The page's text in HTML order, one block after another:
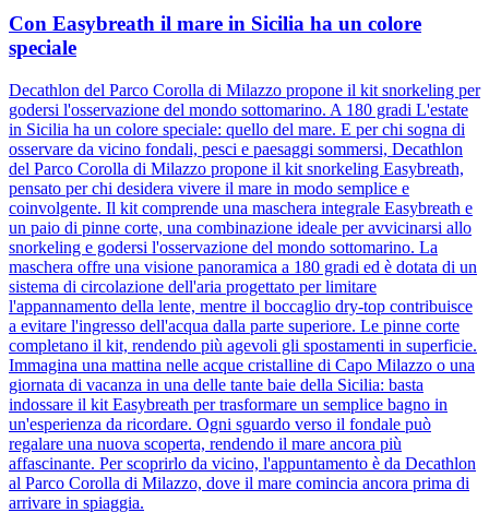
Con Easybreath il mare in Sicilia ha un colore
speciale
Decathlon del Parco Corolla di Milazzo propone il kit snorkeling per
godersi l'osservazione del mondo sottomarino. A 180 gradi L'estate
in Sicilia ha un colore speciale: quello del mare. E per chi sogna di
osservare da vicino fondali, pesci e paesaggi sommersi, Decathlon
del Parco Corolla di Milazzo propone il kit snorkeling Easybreath,
pensato per chi desidera vivere il mare in modo semplice e
coinvolgente. Il kit comprende una maschera integrale Easybreath e
un paio di pinne corte, una combinazione ideale per avvicinarsi allo
snorkeling e godersi l'osservazione del mondo sottomarino. La
maschera offre una visione panoramica a 180 gradi ed è dotata di un
sistema di circolazione dell'aria progettato per limitare
l'appannamento della lente, mentre il boccaglio dry-top contribuisce
a evitare l'ingresso dell'acqua dalla parte superiore. Le pinne corte
completano il kit, rendendo più agevoli gli spostamenti in superficie.
Immagina una mattina nelle acque cristalline di Capo Milazzo o una
giornata di vacanza in una delle tante baie della Sicilia: basta
indossare il kit Easybreath per trasformare un semplice bagno in
un'esperienza da ricordare. Ogni sguardo verso il fondale può
regalare una nuova scoperta, rendendo il mare ancora più
affascinante. Per scoprirlo da vicino, l'appuntamento è da Decathlon
al Parco Corolla di Milazzo, dove il mare comincia ancora prima di
arrivare in spiaggia.